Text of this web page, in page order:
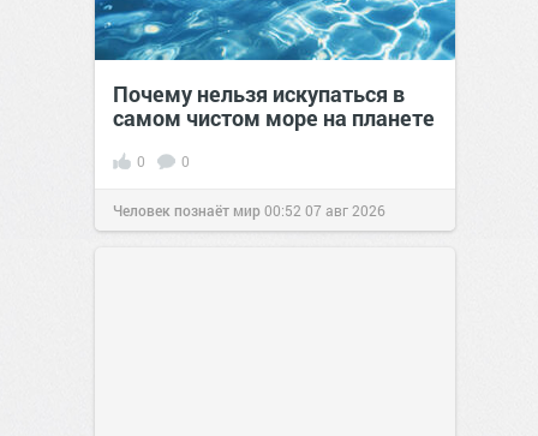
Почему нельзя искупаться в
самом чистом море на планете
0 0
Человек познаёт мир00:52 07 авг 2026